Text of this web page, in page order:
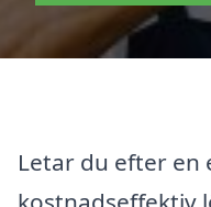
Letar du efter en